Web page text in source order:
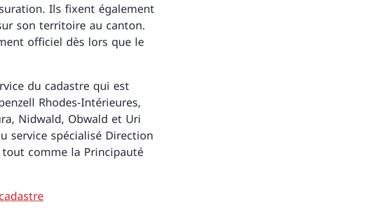
Ils fixent également
son territoire au canton.
officiel dès lors que le
du cadastre qui est
Rhodes-Intérieures,
Nidwald, Obwald et Uri
service spécialisé Direction
comme la Principauté